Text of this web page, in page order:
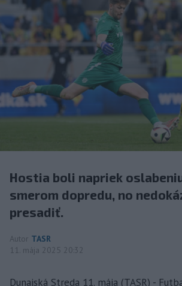
Hostia boli napriek
smerom dopredu, no
presadiť.
Autor TASR
11. mája 2025 20:32
Dunajská Streda 11. mája (TASR) -